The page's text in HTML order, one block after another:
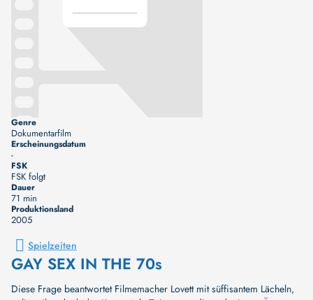
Genre
Dokumentarfilm
Erscheinungsdatum
-
FSK
FSK folgt
Dauer
71 min
Produktionsland
2005
Spielzeiten
GAY SEX IN THE 70s
Diese Frage beantwortet Filmemacher Lovett mit süffisantem Lächeln,